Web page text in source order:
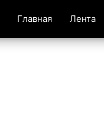
Главная Лента